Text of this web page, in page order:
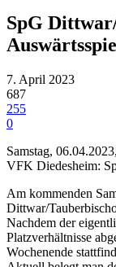
SpG
7. April 2023
687
255
0
Samstag,
VFK Diedesheim:
Am kommenden
Dittwar/
Nachdem der
Platzverhältnisse
Wochenende